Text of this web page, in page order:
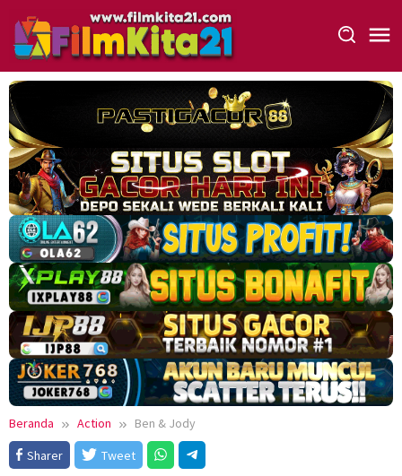
konten
Beranda Action
Ben & Jody
Sharer
Tweet